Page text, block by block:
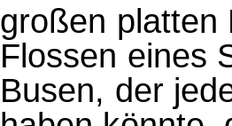
großen platten
Flossen eines
Busen, der